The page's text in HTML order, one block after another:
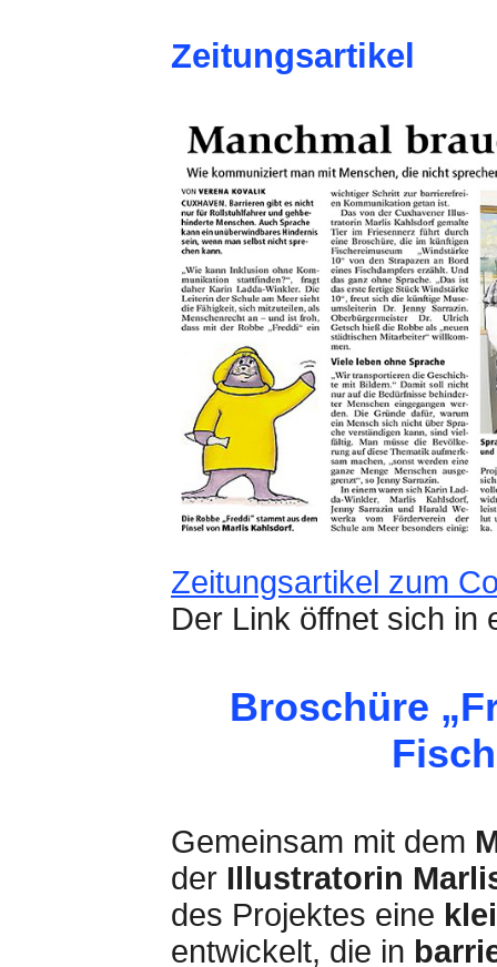
Zeitungsartikel
Zeitungsartikel zum
Der Link öffnet sich in
Broschüre
Gemeinsam mit dem
der Illustratorin
des Projektes eine
entwickelt, die in